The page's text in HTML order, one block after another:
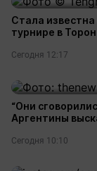
Стала
турнире в
Сегодня 12:17
“Они
Аргентины
Сегодня 10:10